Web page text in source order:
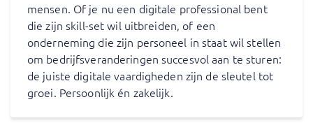
mensen. Of je nu een digitale professional bent
die zijn skill-set wil uitbreiden, of een
onderneming die zijn personeel in staat wil stellen
om bedrijfsveranderingen succesvol aan te sturen:
de juiste digitale vaardigheden zijn de sleutel tot
groei. Persoonlijk én zakelijk.